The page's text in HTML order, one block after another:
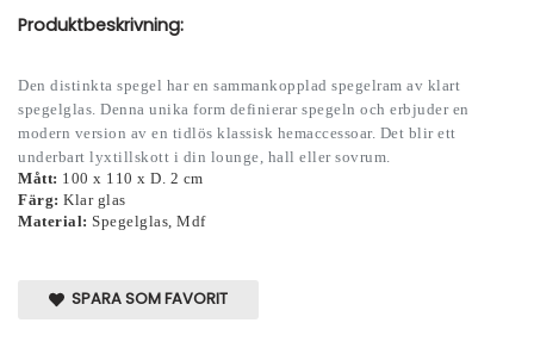
Produktbeskrivning:
Den distinkta spegel har en sammankopplad spegelram av klart
spegelglas. Denna unika form definierar spegeln och erbjuder en
modern version av en tidlös klassisk hemaccessoar. Det blir ett
underbart lyxtillskott i din lounge, hall eller sovrum.
Mått: 100 x 110 x D. 2 cm
Färg: Klar glas
Material: Spegelglas, Mdf
SPARA SOM FAVORIT